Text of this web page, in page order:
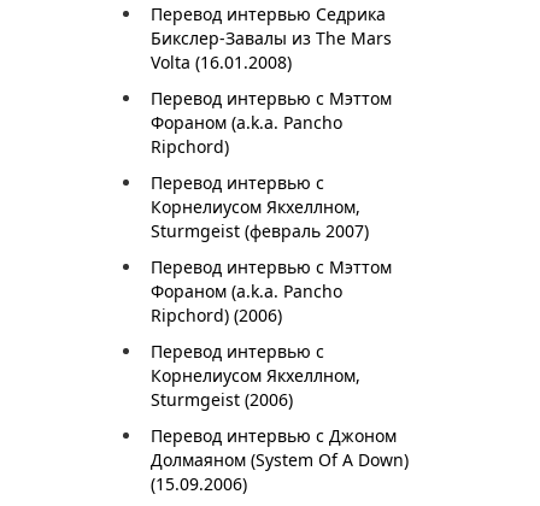
Перевод интервью Седрика
Бикслер-Завалы из The Mars
Volta (16.01.2008)
Перевод интервью с Мэттом
Фораном (a.k.a. Pancho
Ripchord)
Перевод интервью с
Корнелиусом Якхеллном,
Sturmgeist (февраль 2007)
Перевод интервью с Мэттом
Фораном (a.k.a. Pancho
Ripchord) (2006)
Перевод интервью с
Корнелиусом Якхеллном,
Sturmgeist (2006)
Перевод интервью с Джоном
Долмаяном (System Of A Down)
(15.09.2006)